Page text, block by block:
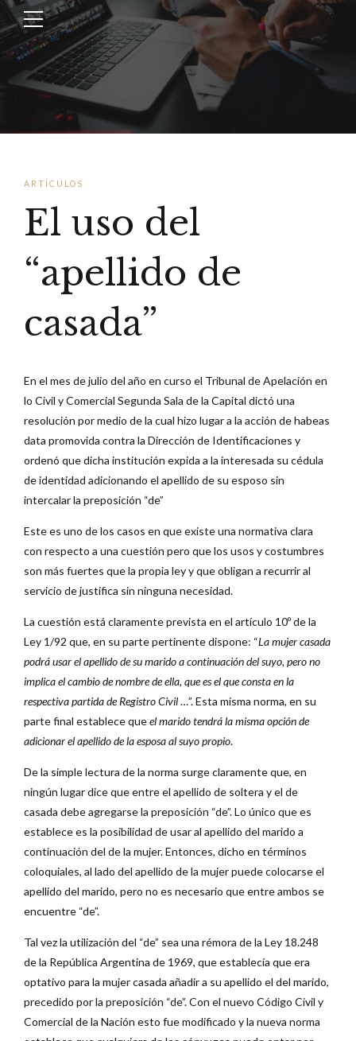
ARTÍCULOS
El uso del
“apellido de
casada”
En el mes de julio del año en curso el Tribunal de Apelación en
lo Civil y Comercial Segunda Sala de la Capital dictó una
resolución por medio de la cual hizo lugar a la acción de habeas
data promovida contra la Dirección de Identificaciones y
ordenó que dicha institución expida a la interesada su cédula
de identidad adicionando el apellido de su esposo sin
intercalar la preposición “de”
Este es uno de los casos en que existe una normativa clara
con respecto a una cuestión pero que los usos y costumbres
son más fuertes que la propia ley y que obligan a recurrir al
servicio de justifica sin ninguna necesidad.
La cuestión está claramente prevista en el artículo 10º de la
Ley 1/92 que, en su parte pertinente dispone: “La mujer casada
podrá usar el apellido de su marido a continuación del suyo, pero no
implica el cambio de nombre de ella, que es el que consta en la
respectiva partida de Registro Civil…”. Esta misma norma, en su
parte final establece queel marido tendrá la misma opción de
adicionar el apellido de la esposa al suyo propio.
De la simple lectura de la norma surge claramente que, en
ningún lugar dice que entre el apellido de soltera y el de
casada debe agregarse la preposición “de”. Lo único que es
establece es la posibilidad de usar al apellido del marido a
continuación del de la mujer. Entonces, dicho en términos
coloquiales, al lado del apellido de la mujer puede colocarse el
apellido del marido, pero no es necesario que entre ambos se
encuentre “de”.
Tal vez la utilización del “de” sea una rémora de la Ley 18.248
de la República Argentina de 1969, que establecía que era
optativo para la mujer casada añadir a su apellido el del marido,
precedido por la preposición “de”. Con el nuevo Código Civil y
Comercial de la Nación esto fue modificado y la nueva norma